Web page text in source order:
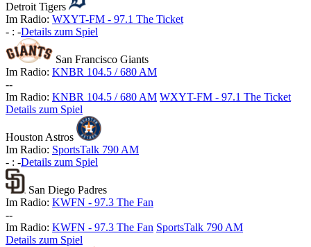
Detroit Tigers
Im Radio: WXYT-FM - 97.1 The Ticket
- : -Details zum Spiel
San Francisco Giants
Im Radio: KNBR 104.5 / 680 AM
--
Im Radio: KNBR 104.5 / 680 AM WXYT-FM - 97.1 The Ticket
Details zum Spiel
Houston Astros
Im Radio: SportsTalk 790 AM
- : -Details zum Spiel
San Diego Padres
Im Radio: KWFN - 97.3 The Fan
--
Im Radio: KWFN - 97.3 The Fan SportsTalk 790 AM
Details zum Spiel